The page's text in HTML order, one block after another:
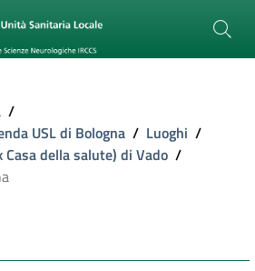
/
USL di Bologna / Luoghi /
Casa della salute) di Vado /